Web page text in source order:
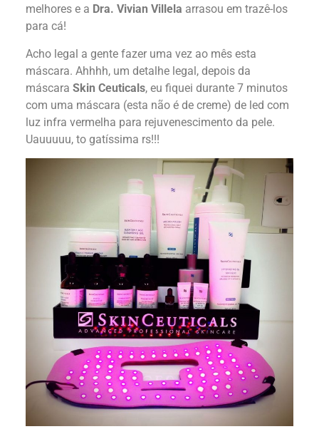
melhores e a Dra. Vivian Villela arrasou em trazê-los
para cá!
Acho legal a gente fazer uma vez ao mês esta
máscara. Ahhhh, um detalhe legal, depois da
máscara Skin Ceuticals, eu fiquei durante 7 minutos
com uma máscara (esta não é de creme) de led com
luz infra vermelha para rejuvenescimento da pele.
Uauuuuu, to gatíssima rs!!!